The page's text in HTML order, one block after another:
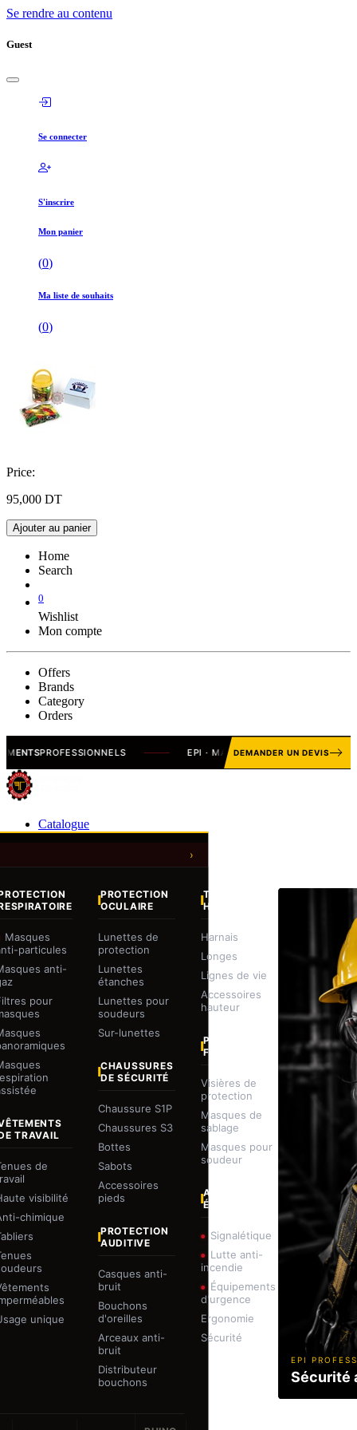
Se rendre au contenu
Guest
Se connecter
S'inscrire
Mon panier
(0)
Ma liste de souhaits
(0)
Price:
95,000 DT
Ajouter au panier
Home
Search
0
Wishlist
Mon compte
Offers
Brands
Category
Orders
PROFESSIONNELS EPI · MANUTENTION · OUTILLAGE ·
DEMANDER UN DEVIS
Catalogue
Masques
particules
anti-
pour
TRAVAIL
de
visibilité
chimique
unique
PROTECTION
OCULAIRE
Lunettes de
protection
Lunettes
étanches
Lunettes pour
soudeurs
Sur-lunettes
CHAUSSURES
DE SÉCURITÉ
Chaussure S1P
Chaussures S3
Bottes
Sabots
Accessoires
pieds
PROTECTION
AUDITIVE
Casques anti-
bruit
Bouchons
d'oreilles
Arceaux anti-
bruit
Distributeur
bouchons
TRAVAIL EN
HAUTEUR
Harnais
Longes
Lignes de vie
Accessoires
hauteur
PROTECTION
FACIALE
Visières de
protection
Masques de
sablage
Masques pour
soudeur
AUTRES
ÉQUIPEMENTS
Signalétique
Lutte anti-
incendie
Équipements
d'urgence
Ergonomie
Sécurité
EPI
Sécurité